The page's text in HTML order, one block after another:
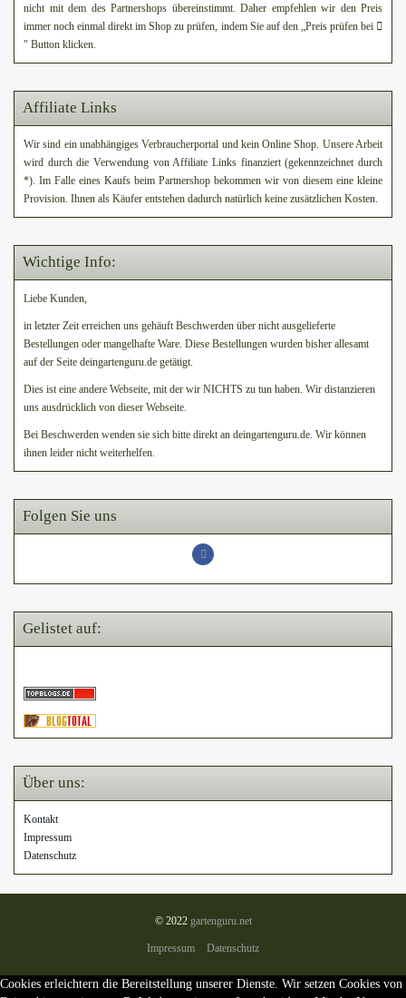
nicht mit dem des Partnershops übereinstimmt. Daher empfehlen wir den Preis
immer noch einmal direkt im Shop zu prüfen, indem Sie auf den „Preis prüfen bei
" Button klicken.
Affiliate Links
Wir sind ein unabhängiges Verbraucherportal und kein Online Shop. Unsere Arbeit
wird durch die Verwendung von Affiliate Links finanziert (gekennzeichnet durch
*). Im Falle eines Kaufs beim Partnershop bekommen wir von diesem eine kleine
Provision. Ihnen als Käufer entstehen dadurch natürlich keine zusätzlichen Kosten.
Wichtige Info:
Liebe Kunden,
in letzter Zeit erreichen uns gehäuft Beschwerden über nicht ausgelieferte
Bestellungen oder mangelhafte Ware. Diese Bestellungen wurden bisher allesamt
auf der Seite deingartenguru.de getätigt.
Dies ist eine andere Webseite, mit der wir NICHTS zu tun haben. Wir distanzieren
uns ausdrücklich von dieser Webseite.
Bei Beschwerden wenden sie sich bitte direkt an deingartenguru.de. Wir können
ihnen leider nicht weiterhelfen.
Folgen Sie uns
Gelistet auf:
Über uns:
Kontakt
Impressum
Datenschutz
© 2022 gartenguru.net
Impressum Datenschutz
Cookies erleichtern die Bereitstellung unserer Dienste. Wir setzen Cookies von